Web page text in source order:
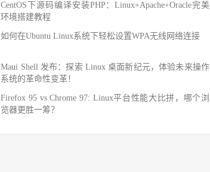
CentOS下源码编译安装PHP：Linux+Apache+Oracle完美
环境搭建教程
如何在Ubuntu Linux系统下轻松设置WPA无线网络连接
Maui Shell 发布：探索 Linux 桌面新纪元，体验未来操作
系统的革命性变革！
Firefox 95 vs Chrome 97: Linux平台性能大比拼，哪个浏
览器更胜一筹？